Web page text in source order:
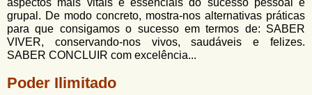
aspectos mais vitais e essenciais do sucesso pessoal e
grupal. De modo concreto, mostra-nos alternativas práticas
para que consigamos o sucesso em termos de: SABER
VIVER, conservando-nos vivos, saudáveis e felizes.
SABER CONCLUIR com excelência...
Poder Ilimitado